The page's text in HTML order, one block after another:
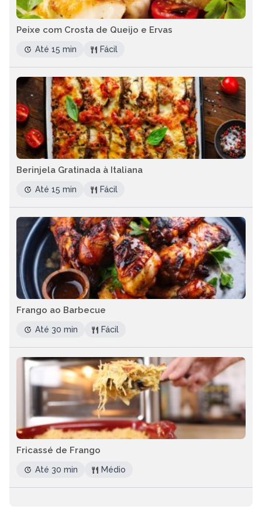
Peixe com Crosta de Queijo e Ervas
Até 15 min Fácil
Berinjela Gratinada à Italiana
Até 15 min Fácil
Frango ao Barbecue
Até 30 min Fácil
Fricassé de Frango
Até 30 min Médio